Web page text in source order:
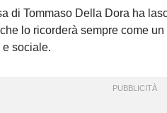
di Tommaso Della Dora ha
lo ricorderà sempre come
sociale.